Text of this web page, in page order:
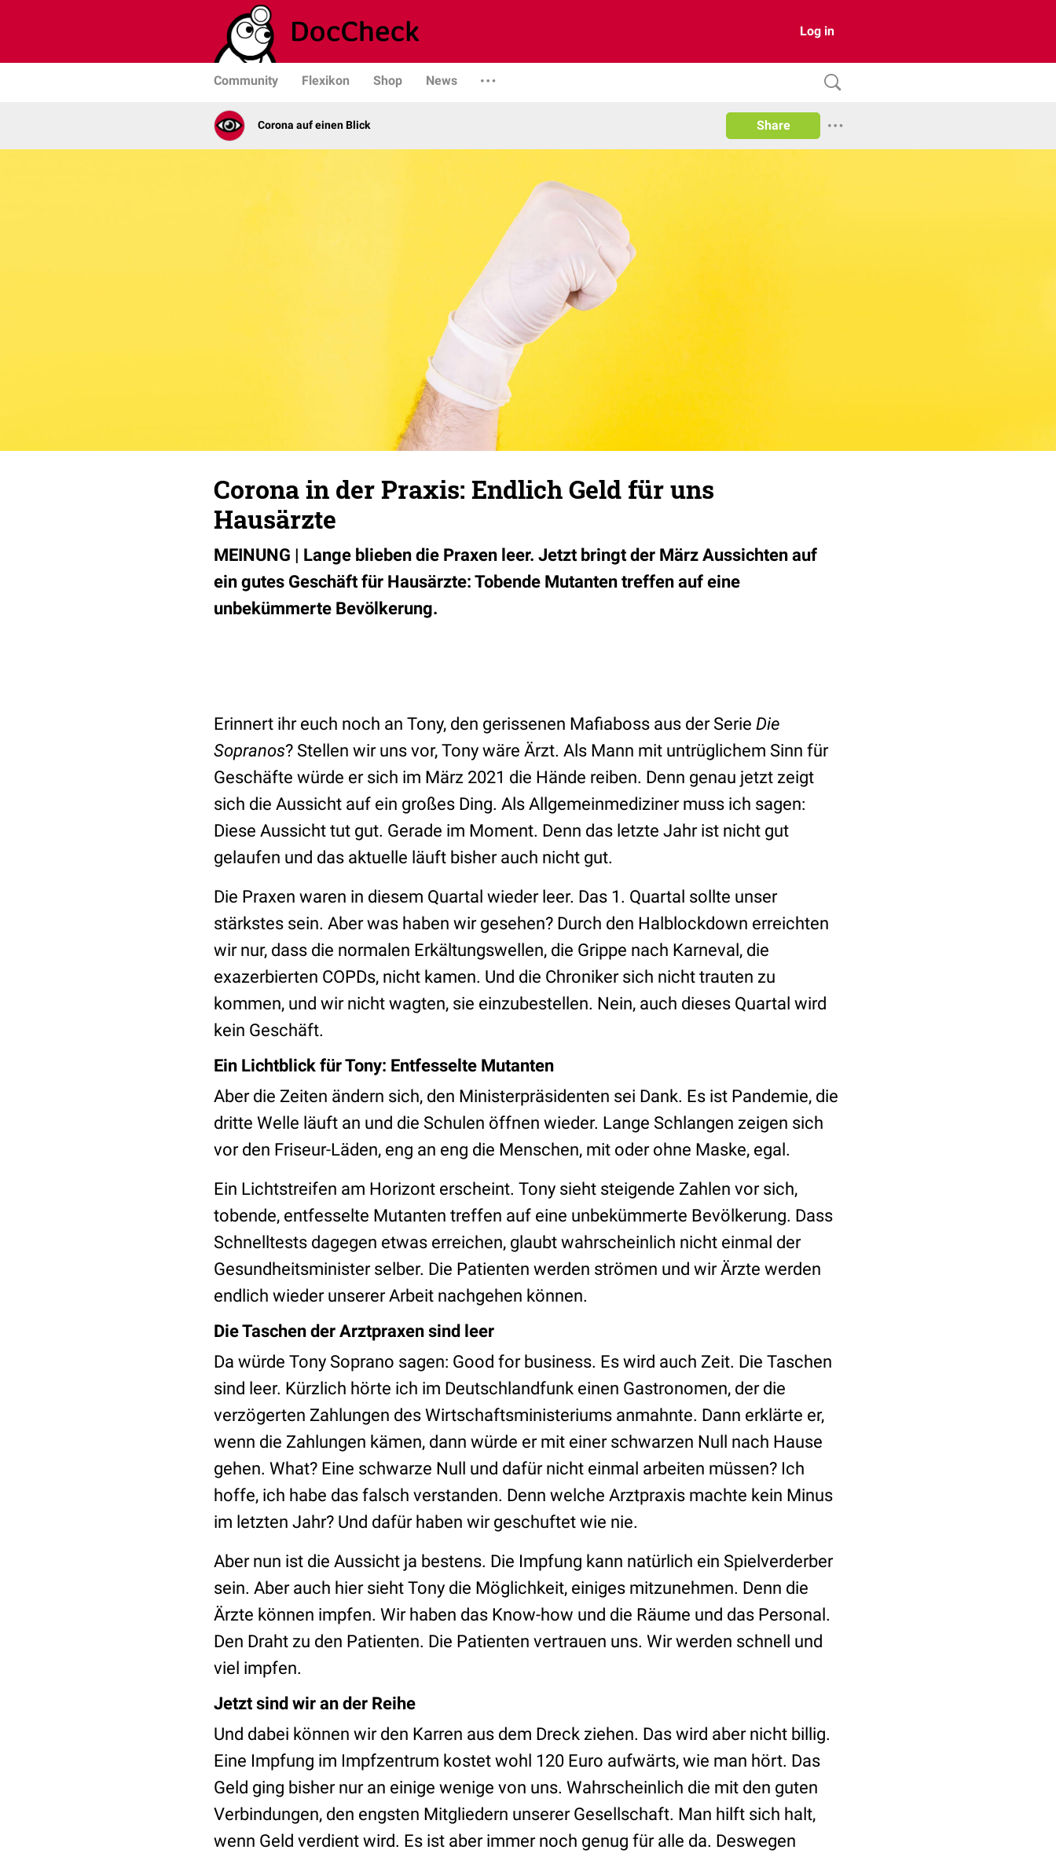
Log in
Community Flexikon Shop News
Corona auf einen Blick Share
Corona in der Praxis: Endlich Geld für uns
Hausärzte
MEINUNG | Lange blieben die Praxen leer. Jetzt bringt der März Aussichten auf
ein gutes Geschäft für Hausärzte: Tobende Mutanten treffen auf eine
unbekümmerte Bevölkerung.
Erinnert ihr euch noch an Tony, den gerissenen Mafiaboss aus der Serie Die
Sopranos? Stellen wir uns vor, Tony wäre Ärzt. Als Mann mit untrüglichem Sinn für
Geschäfte würde er sich im März 2021 die Hände reiben. Denn genau jetzt zeigt
sich die Aussicht auf ein großes Ding. Als Allgemeinmediziner muss ich sagen:
Diese Aussicht tut gut. Gerade im Moment. Denn das letzte Jahr ist nicht gut
gelaufen und das aktuelle läuft bisher auch nicht gut.
Die Praxen waren in diesem Quartal wieder leer. Das 1. Quartal sollte unser
stärkstes sein. Aber was haben wir gesehen? Durch den Halblockdown erreichten
wir nur, dass die normalen Erkältungswellen, die Grippe nach Karneval, die
exazerbierten COPDs, nicht kamen. Und die Chroniker sich nicht trauten zu
kommen, und wir nicht wagten, sie einzubestellen. Nein, auch dieses Quartal wird
kein Geschäft.
Ein Lichtblick für Tony: Entfesselte Mutanten
Aber die Zeiten ändern sich, den Ministerpräsidenten sei Dank. Es ist Pandemie, die
dritte Welle läuft an und die Schulen öffnen wieder. Lange Schlangen zeigen sich
vor den Friseur-Läden, eng an eng die Menschen, mit oder ohne Maske, egal.
Ein Lichtstreifen am Horizont erscheint. Tony sieht steigende Zahlen vor sich,
tobende, entfesselte Mutanten treffen auf eine unbekümmerte Bevölkerung. Dass
Schnelltests dagegen etwas erreichen, glaubt wahrscheinlich nicht einmal der
Gesundheitsminister selber. Die Patienten werden strömen und wir Ärzte werden
endlich wieder unserer Arbeit nachgehen können.
Die Taschen der Arztpraxen sind leer
Da würde Tony Soprano sagen: Good for business. Es wird auch Zeit. Die Taschen
sind leer. Kürzlich hörte ich im Deutschlandfunk einen Gastronomen, der die
verzögerten Zahlungen des Wirtschaftsministeriums anmahnte. Dann erklärte er,
wenn die Zahlungen kämen, dann würde er mit einer schwarzen Null nach Hause
gehen. What? Eine schwarze Null und dafür nicht einmal arbeiten müssen? Ich
hoffe, ich habe das falsch verstanden. Denn welche Arztpraxis machte kein Minus
im letzten Jahr? Und dafür haben wir geschuftet wie nie.
Aber nun ist die Aussicht ja bestens. Die Impfung kann natürlich ein Spielverderber
sein. Aber auch hier sieht Tony die Möglichkeit, einiges mitzunehmen. Denn die
Ärzte können impfen. Wir haben das Know-how und die Räume und das Personal.
Den Draht zu den Patienten. Die Patienten vertrauen uns. Wir werden schnell und
viel impfen.
Jetzt sind wir an der Reihe
Und dabei können wir den Karren aus dem Dreck ziehen. Das wird aber nicht billig.
Eine Impfung im Impfzentrum kostet wohl 120 Euro aufwärts, wie man hört. Das
Geld ging bisher nur an einige wenige von uns. Wahrscheinlich die mit den guten
Verbindungen, den engsten Mitgliedern unserer Gesellschaft. Man hilft sich halt,
wenn Geld verdient wird. Es ist aber immer noch genug für alle da. Deswegen